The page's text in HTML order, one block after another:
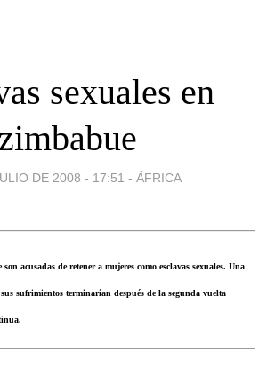
sexuales en
zimbabue
DE 2008 - 17:51 - ÁFRICA
acusadas de retener a mujeres como esclavas sexuales. Una
sufrimientos terminarían después de la segunda vuelta